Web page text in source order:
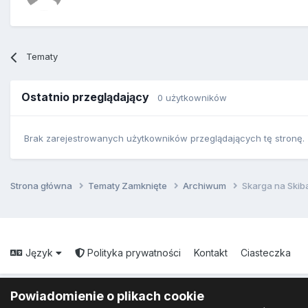
Tematy
Ostatnio przeglądający 0 użytkowników
Brak zarejestrowanych użytkowników przeglądających tę stronę.
Strona główna Tematy Zamknięte Archiwum Skarga na
Język Polityka prywatności Kontakt Ciasteczka
Powiadomienie o plikach cookie